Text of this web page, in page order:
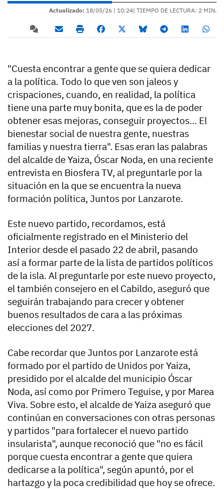
Actualizado: 18/05/26 | 10:24| TIEMPO DE LECTURA: 2 MIN.
"Cuesta encontrar a gente que se quiera dedicar
a la política. Todo lo que ven son jaleos y
crispaciones, cuando, en realidad, la política
tiene una parte muy bonita, que es la de poder
obtener esas mejoras, conseguir proyectos... El
bienestar social de nuestra gente, nuestras
familias y nuestra tierra". Esas eran las palabras
del alcalde de Yaiza, Óscar Noda, en una reciente
entrevista en Biosfera TV, al preguntarle por la
situación en la que se encuentra la nueva
formación política, Juntos por Lanzarote.
Este nuevo partido, recordamos, está
oficialmente registrado en el Ministerio del
Interior desde el pasado 22 de abril, pasando
así a formar parte de la lista de partidos políticos
de la isla. Al preguntarle por este nuevo proyecto,
el también consejero en el Cabildo, aseguró que
seguirán trabajando para crecer y obtener
buenos resultados de cara a las próximas
elecciones del 2027.
Cabe recordar que Juntos por Lanzarote está
formado por el partido de Unidos por Yaiza,
presidido por el alcalde del municipio Óscar
Noda, así como por Primero Teguise, y por Marea
Viva. Sobre esto, el alcalde de Yaiza aseguró que
continúan en conversaciones con otras personas
y partidos "para fortalecer el nuevo partido
insularista", aunque reconoció que "no es fácil
porque cuesta encontrar a gente que quiera
dedicarse a la política", según apuntó, por el
hartazgo y la poca credibilidad que hoy se ofrece.